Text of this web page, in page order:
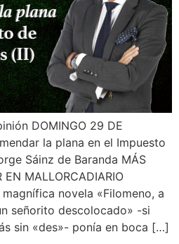
DOMINGO 29 DE
la plana en el Impuesto
Sáinz de Baranda MÁS
EN MALLORCADIARIO
novela «Filomeno, a
señorito descolocado» -si
sin «des»- ponía en boca […]